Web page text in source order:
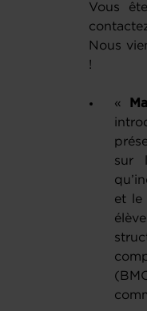
Vous
Nous
!
«
sur
et le